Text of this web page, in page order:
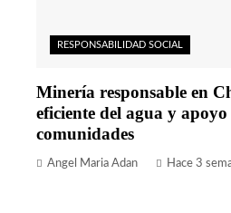
RESPONSABILIDAD SOCIAL
Minería responsable en
eficiente del agua y
comunidades
Angel Maria Adan Hace 3